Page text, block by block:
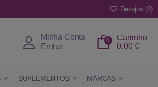
Desejos (0)
Minha Conta
Entrar
Carrinho
0
0.00 €
SUPLEMENTOS MARCAS